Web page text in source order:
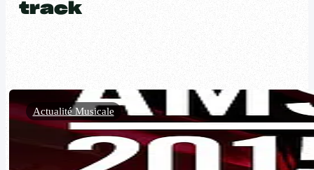
track
Actualité Musicale